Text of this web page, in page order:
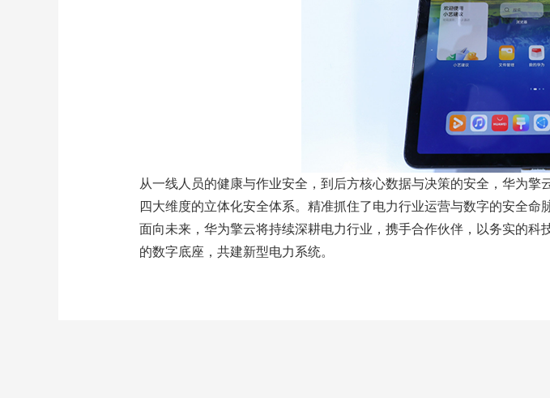
从一线人员的健康与作业安全，到后方核心数据与决策的安全，华为
四大维度的立体化安全体系。精准抓住了电力行业运营与数字的安全命
面向未来，华为擎云将持续深耕电力行业，携手合作伙伴，以务实的
的数字底座，共建新型电力系统。